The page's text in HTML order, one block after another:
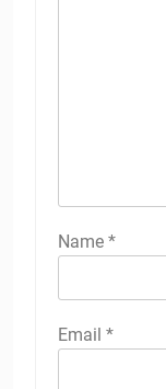
Name *
Email *